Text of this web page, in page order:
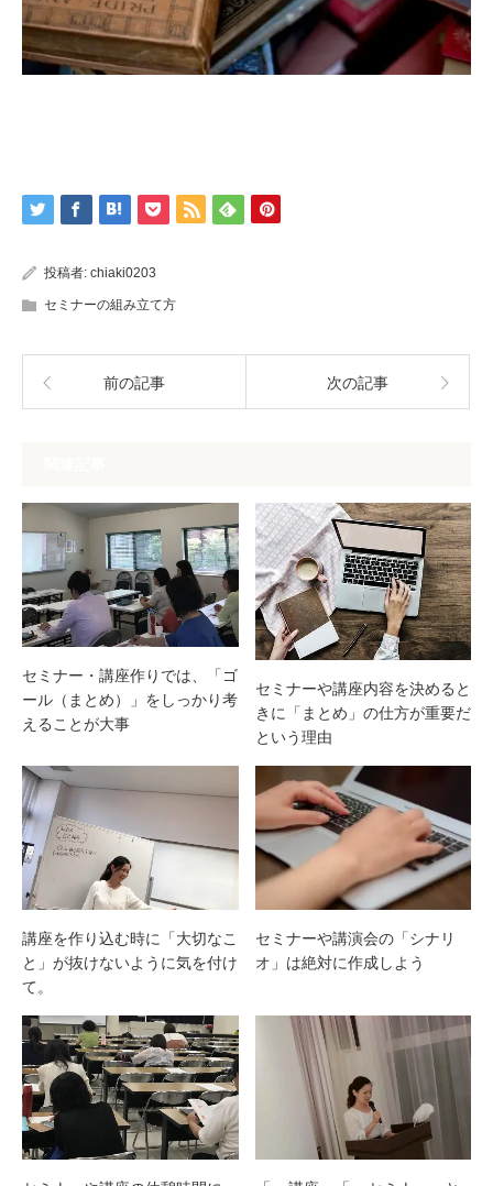
投稿者: chiaki0203
セミナーの組み立て方
前の記事 次の記事
セミナー・講座作りでは、「ゴ
ール（まとめ）」をしっかり考
えることが大事
セミナーや講座内容を決めると
きに「まとめ」の仕方が重要だ
という理由
講座を作り込む時に「大切なこ
と」が抜けないように気を付け
て。
セミナーや講演会の「シナリ
オ」は絶対に作成しよう